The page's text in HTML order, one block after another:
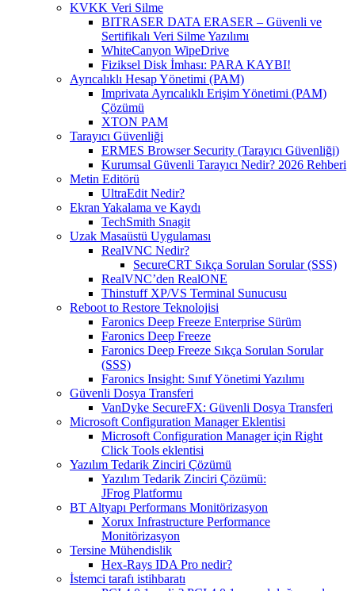
KVKK Veri Silme
BITRASER DATA ERASER – Güvenli ve
Sertifikalı Veri Silme Yazılımı
WhiteCanyon WipeDrive
Fiziksel Disk İmhası: PARA KAYBI!
Ayrıcalıklı Hesap Yönetimi (PAM)
Imprivata Ayrıcalıklı Erişim Yönetimi (PAM)
Çözümü
XTON PAM
Tarayıcı Güvenliği
ERMES Browser Security (Tarayıcı Güvenliği)
Kurumsal Güvenli Tarayıcı Nedir? 2026 Rehberi
Metin Editörü
UltraEdit Nedir?
Ekran Yakalama ve Kaydı
TechSmith Snagit
Uzak Masaüstü Uygulaması
RealVNC Nedir?
SecureCRT Sıkça Sorulan Sorular (SSS)
RealVNC’den RealONE
Thinstuff XP/VS Terminal Sunucusu
Reboot to Restore Teknolojisi
Faronics Deep Freeze Enterprise Sürüm
Faronics Deep Freeze
Faronics Deep Freeze Sıkça Sorulan Sorular
(SSS)
Faronics Insight: Sınıf Yönetimi Yazılımı
Güvenli Dosya Transferi
VanDyke SecureFX: Güvenli Dosya Transferi
Microsoft Configuration Manager Eklentisi
Microsoft Configuration Manager için Right
Click Tools eklentisi
Yazılım Tedarik Zinciri Çözümü
Yazılım Tedarik Zinciri Çözümü:
JFrog Platformu
BT Altyapı Performans Monitörizasyon
Xorux Infrastructure Performance
Monitörizasyon
Tersine Mühendislik
Hex-Rays IDA Pro nedir?
İstemci tarafı istihbaratı